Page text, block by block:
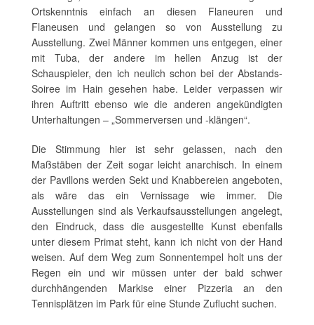
Ortskenntnis einfach an diesen Flaneuren und
Flaneusen und gelangen so von Ausstellung zu
Ausstellung. Zwei Männer kommen uns entgegen, einer
mit Tuba, der andere im hellen Anzug ist der
Schauspieler, den ich neulich schon bei der Abstands-
Soiree im Hain gesehen habe. Leider verpassen wir
ihren Auftritt ebenso wie die anderen angekündigten
Unterhaltungen – „Sommerversen und -klängen“.
Die Stimmung hier ist sehr gelassen, nach den
Maßstäben der Zeit sogar leicht anarchisch. In einem
der Pavillons werden Sekt und Knabbereien angeboten,
als wäre das ein Vernissage wie immer. Die
Ausstellungen sind als Verkaufsausstellungen angelegt,
den Eindruck, dass die ausgestellte Kunst ebenfalls
unter diesem Primat steht, kann ich nicht von der Hand
weisen. Auf dem Weg zum Sonnentempel holt uns der
Regen ein und wir müssen unter der bald schwer
durchhängenden Markise einer Pizzeria an den
Tennisplätzen im Park für eine Stunde Zuflucht suchen.